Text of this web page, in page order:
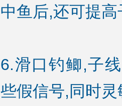
中鱼后,还可提
6.滑口钓鲫,子
些假信号,同时